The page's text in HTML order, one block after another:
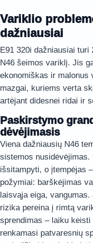
Variklio
dažniausiai
E91 320i dažniausiai
N46 šeimos variklį. Jis
ekonomiškas ir malonus
mazgai, kuriems verta
artėjant didesnei ridai ir
Paskirstymo
dėvėjimasis
Viena dažniausių N46
sistemos nusidėvėjimas.
išsitampyti, o įtempėjas
požymiai: barškėjimas
laisvąja eiga,
rizika pereina į rimtą
sprendimas – laiku
renkamasi patvaresnių